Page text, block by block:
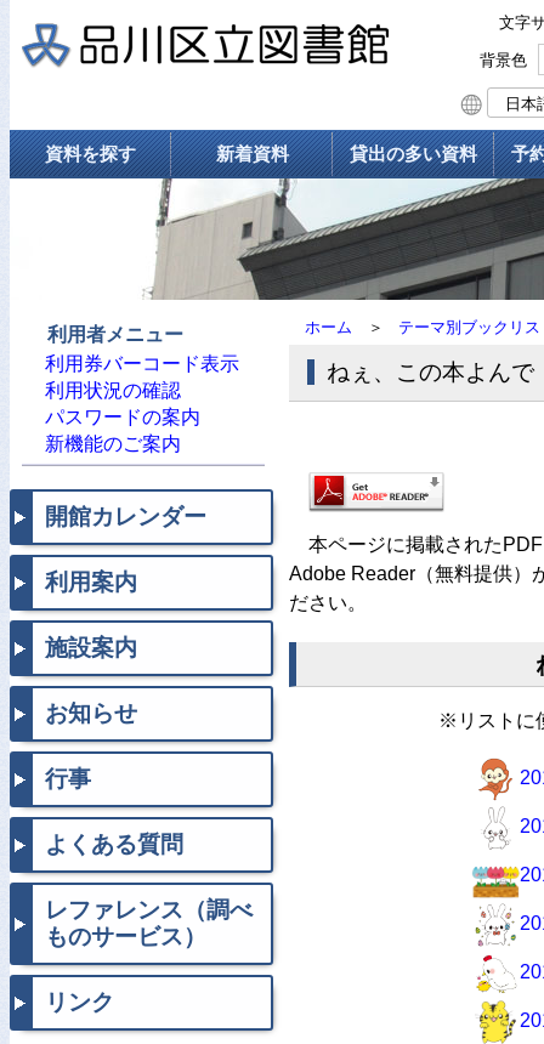
文字
背景色
資料を探す 新着資料 貸出の多い資料 予
利用者メニュー
利用券バーコード表示
利用状況の確認
パスワードの案内
新機能のご案内
開館カレンダー
利用案内
施設案内
お知らせ
行事
よくある質問
レファレンス（調べ
ものサービス）
リンク
ホーム ＞ テーマ別ブックリス
ねぇ、この本よんで
本ページに掲載された
Adobe Reader（無料提供）
ださい。
※リストに